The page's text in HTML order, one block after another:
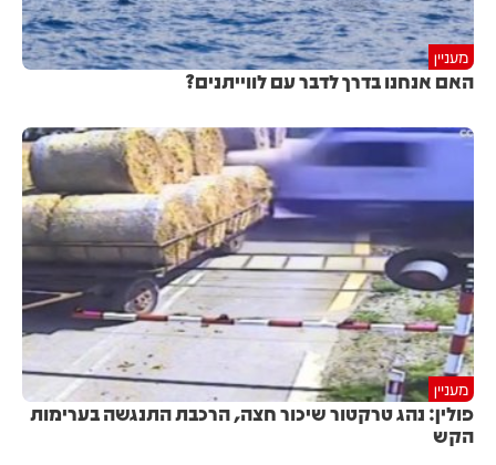
מעניין
האם אנחנו בדרך לדבר עם לווייתנים?
מעניין
פולין: נהג טרקטור שיכור חצה, הרכבת התנגשה בערימות
הקש